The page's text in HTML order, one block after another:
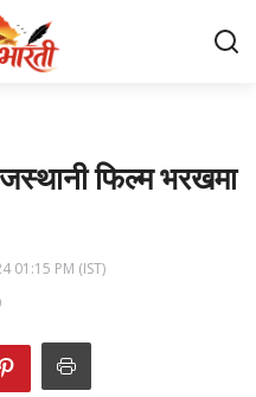
फिल्म भरखमा
01:15 PM (IST)